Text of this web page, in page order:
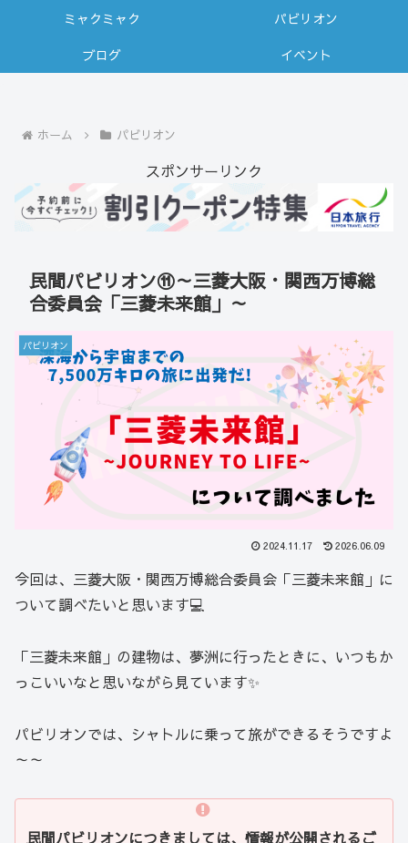
ミャクミャク
パビリオン
ブログ
イベント
ホーム パビリオン
スポンサーリンク
民間パビリオン⑪～三菱大阪・関西万博総
合委員会「三菱未来館」～
パビリオン
2024.11.17 2026.06.09
今回は、三菱大阪・関西万博総合委員会「三菱未来館」に
ついて調べたいと思います💻
「三菱未来館」の建物は、夢洲に行ったときに、いつもか
っこいいなと思いながら見ています✨
パビリオンでは、シャトルに乗って旅ができるそうですよ
～～
民間パビリオンにつきましては、情報が公開されるご